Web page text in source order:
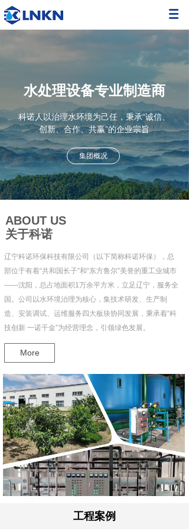
水处理设备专业制造商
科诺人以治理水环境为己任，秉承“诚信、
创新、合作、共赢”的企业宗旨
集团概况
ABOUT US
关于科诺
辽宁科诺环保科技有限公司（以下简称科诺环保），总
部位于有着“共和国长子”和“东方鲁尔”美誉的重工业城市
——沈阳，总占地面积1万余平方米，立足辽宁，服务全
国。公司以水环境治理为核心，集技术研发、生产制
造、安装调试、运维服务四大板块协同发展，秉承着“科
技创新 一诺千金”为经营理念，引领绿色发展。
More
工程案例